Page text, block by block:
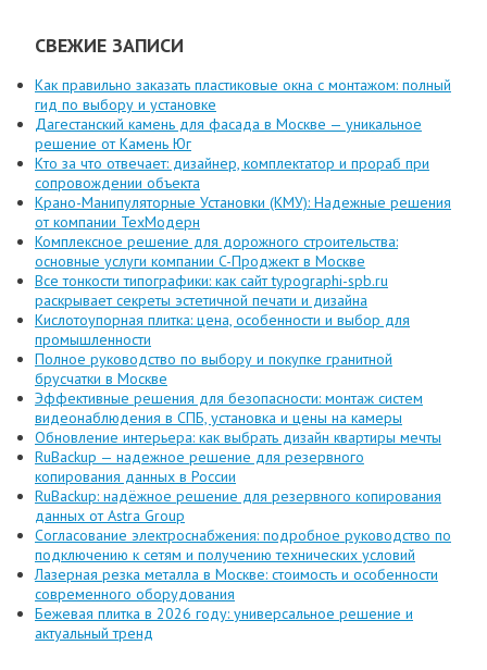
СВЕЖИЕ ЗАПИСИ
Как правильно заказать пластиковые окна с монтажом: полный
гид по выбору и установке
Дагестанский камень для фасада в Москве — уникальное
решение от Камень Юг
Кто за что отвечает: дизайнер, комплектатор и прораб при
сопровождении объекта
Крано-Манипуляторные Установки (КМУ): Надежные решения
от компании ТехМодерн
Комплексное решение для дорожного строительства:
основные услуги компании C-Проджект в Москве
Все тонкости типографики: как сайт typographi-spb.ru
раскрывает секреты эстетичной печати и дизайна
Кислотоупорная плитка: цена, особенности и выбор для
промышленности
Полное руководство по выбору и покупке гранитной
брусчатки в Москве
Эффективные решения для безопасности: монтаж систем
видеонаблюдения в СПБ, установка и цены на камеры
Обновление интерьера: как выбрать дизайн квартиры мечты
RuBackup — надежное решение для резервного
копирования данных в России
RuBackup: надёжное решение для резервного копирования
данных от Astra Group
Согласование электроснабжения: подробное руководство по
подключению к сетям и получению технических условий
Лазерная резка металла в Москве: стоимость и особенности
современного оборудования
Бежевая плитка в 2026 году: универсальное решение и
актуальный тренд